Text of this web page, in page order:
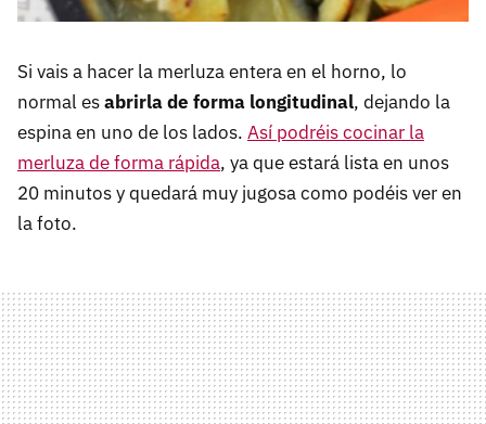
Si vais a hacer la merluza entera en el horno, lo
normal esabrirla de forma longitudinal, dejando la
espina en uno de los lados. Así podréis cocinar la
merluza de forma rápida, ya que estará lista en unos
20 minutos y quedará muy jugosa como podéis ver en
la foto.